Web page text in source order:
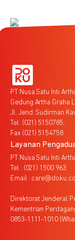
PT Nusa Satu Inti
Gedung Artha Graha
Jl. Jend. Sudirman
Tel. (021) 5150785,
Fax (021) 5154758
Layanan
PT Nusa Satu Inti
Tel : (021) 1500 963
Email :
Direktorat Jenderal
Kementrian
0853-1111-1010